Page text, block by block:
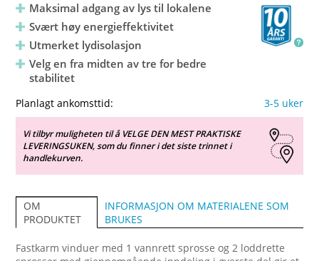
Maksimal adgang av lys til lokalene
Svært høy energieffektivitet
Utmerket lydisolasjon
Velg en fra midten av tre for bedre
stabilitet
Planlagt ankomsttid: 3-5 uker
Vi tilbyr muligheten til å VELGE DEN MEST PRAKTISKE
LEVERINGSUKEN, som du finner i det siste trinnet i
handlekurven.
OM
PRODUKTET
INFORMASJON OM MATERIALENE SOM
BRUKES
Fastkarm vinduer med 1 vannrett sprosse og 2 loddrette